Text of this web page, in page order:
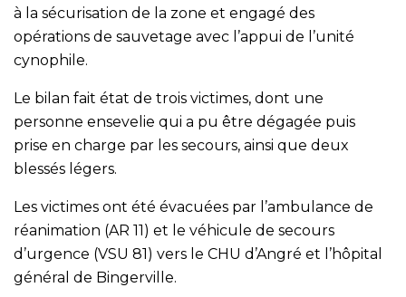
à la sécurisation de la zone et engagé des
opérations de sauvetage avec l’appui de l’unité
cynophile.
Le bilan fait état de trois victimes, dont une
personne ensevelie qui a pu être dégagée puis
prise en charge par les secours, ainsi que deux
blessés légers.
Les victimes ont été évacuées par l’ambulance de
réanimation (AR 11) et le véhicule de secours
d’urgence (VSU 81) vers le CHU d’Angré et l’hôpital
général de Bingerville.